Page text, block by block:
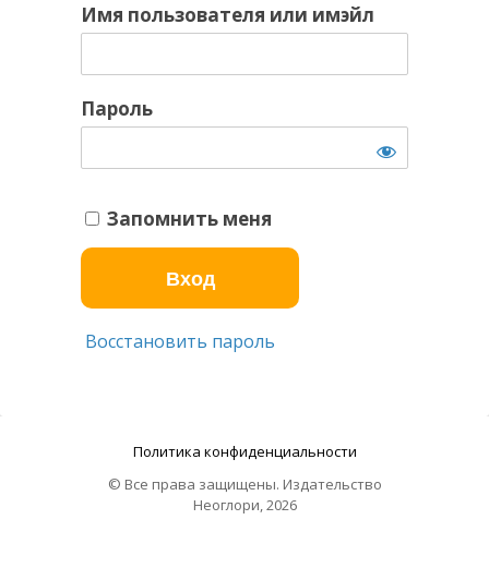
Имя пользователя или имэйл
Пароль
Запомнить меня
Восстановить пароль
Политика конфиденциальности
© Все права защищены. Издательство
Неоглори, 2026